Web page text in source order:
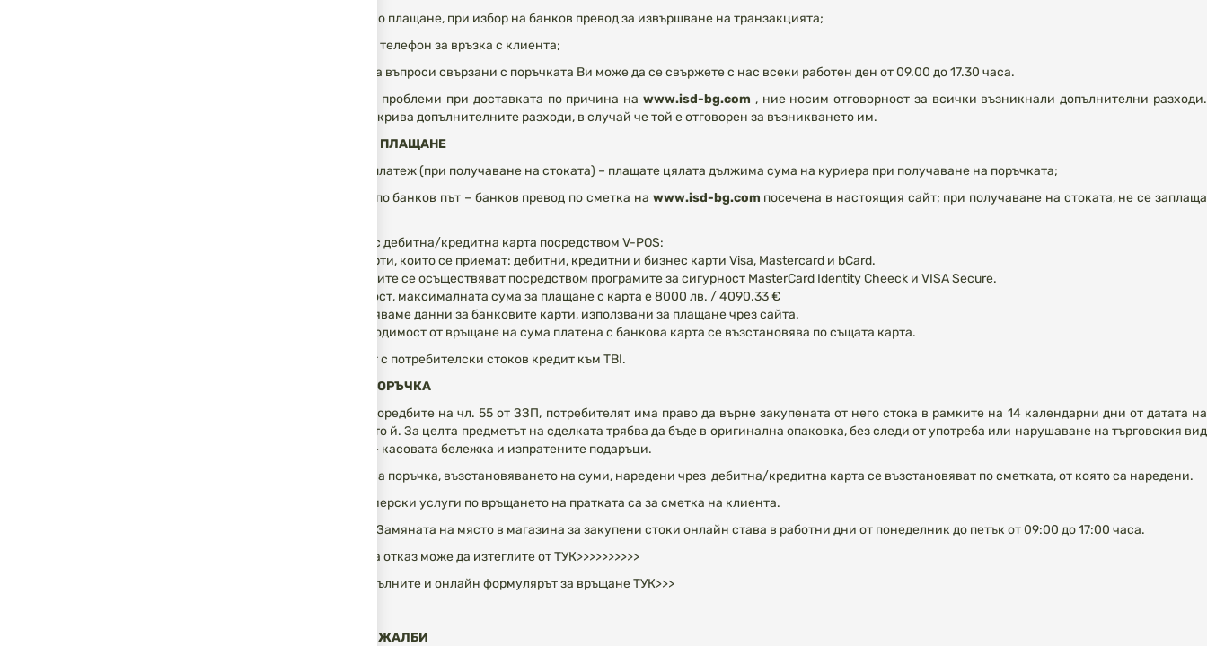
3. Неуспешно плащане, при избор на банков превод за извършване на транзакцията;
4. Погрешен телефон за връзка с клиента;
* В случай на въпроси свързани с поръчката Ви може да се свържете с нас всеки работен ден от 09.00 до 17.30 часа.
В случай на проблеми при доставката по причина на www.isd-bg.com , ние носим отговорност за всички възникнали допълнителни разходи.
Клиентът покрива допълнителните разходи, в случай че той е отговорен за възникването им.
МЕТОДИ ЗА ПЛАЩАНЕ
1. Наложен платеж (при получаване на стоката) – плащате цялата дължима сума на куриера при получаване на поръчката;
2. Плащане по банков път – банков превод по сметка на www.isd-bg.com посечена в настоящия сайт; при получаване на стоката, не се заплаща
3. Плащане с дебитна/кредитна карта посредством V-POS:
- Видове карти, които се приемат: дебитни, кредитни и бизнес карти Visa, Mastercard и bCard.
- Транзакциите се осъществяват посредством програмите за сигурност MasterCard Identity Cheeck и VISA Secure.
- За сигурност, максималната сума за плащане с карта е 8000 лв. / 4090.33 €
- Не съхраняваме данни за банковите карти, използвани за плащане чрез сайта.
- При необходимост от връщане на сума платена с банкова карта се възстановява по същата карта.
4. На лизинг с потребителски стоков кредит към TBI.
ОТКАЗ НА ПОРЪЧКА
Според разпоредбите на чл. 55 от ЗЗП, потребителят има право да върне закупената от него стока в рамките на 14 календарни дни от датата на
закупуването й. За целта предметът на сделката трябва да бъде в оригинална опаковка, без следи от употреба или нарушаване на търговския вид
на стоката + касовата бележка и изпратените подаръци.
При отказана поръчка, възстановяването на суми, наредени чрез дебитна/кредитна карта се възстановяват по сметката, от която са наредени.
Всички куриерски услуги по връщането на пратката са за сметка на клиента.
Връщането/Замяната на място в магазина за закупени стоки онлайн става в работни дни от понеделник до петък от 09:00 до 17:00 часа.
Формуляр за отказ може да изтеглите отТУК>>>>>>>>>>
Може да попълните и онлайн формулярът за връщанеТУК>>>
СПОРОВЕ И ЖАЛБИ